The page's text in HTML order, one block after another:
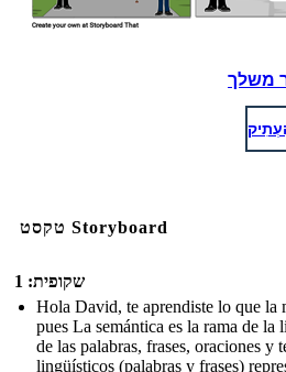
טקסט Storyboard
שקופית: 1
Hola David, te aprendiste lo que la
pues La semántica es la rama de
de las palabras, frases, oraciones y
lingüísticos (palabras y frases)